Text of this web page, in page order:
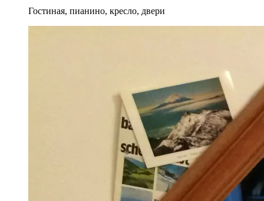
Гостиная, пианино, кресло, двери